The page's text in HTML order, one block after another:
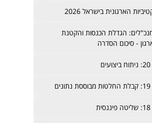
הארגונית בישראל 2026
הגדלת הכנסות והקטנת
- סיכום הסדרה